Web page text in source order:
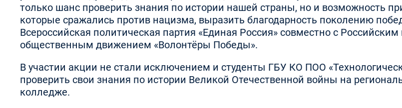
только шанс проверить знания по истории нашей страны, но и возможность
которые сражались против нацизма, выразить благодарность поколению
Всероссийская политическая партия «Единая Россия» совместно с
общественным движением «Волонтёры Победы».
В участии акции не стали исключением и студенты ГБУ КО ПОО
проверить свои знания по истории Великой Отечественной войны на
колледже.